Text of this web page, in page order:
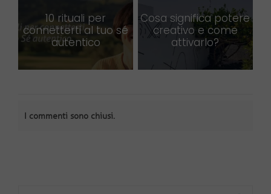
Cosa significa potere
creativo e come
attivarlo?
10 rituali per
connetterti al tuo sé
autentico
I commenti sono chiusi.